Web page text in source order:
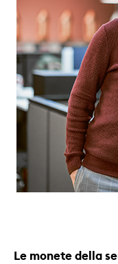
Le monete della